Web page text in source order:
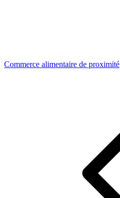
Commerce alimentaire de proximité